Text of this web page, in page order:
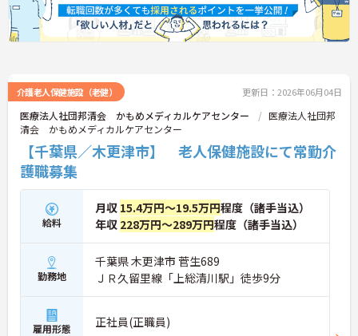
介護老人保健施設（老健） 更新日：2026年06月04日
医療法人社団邦清会 かもめメディカルケアセンター
医療法人社団邦
清会 かもめメディカルケアセンター
【千葉県／木更津市】 老人保健施設にて常勤介
護職募集
給料
月収 15.4万円～19.5万円程度（諸手当込）
年収 228万円～289万円程度（諸手当込）
勤務地
千葉県 木更津市 菅生689
ＪＲ久留里線「上総清川駅」徒歩9分
雇用形態 正社員(正職員)